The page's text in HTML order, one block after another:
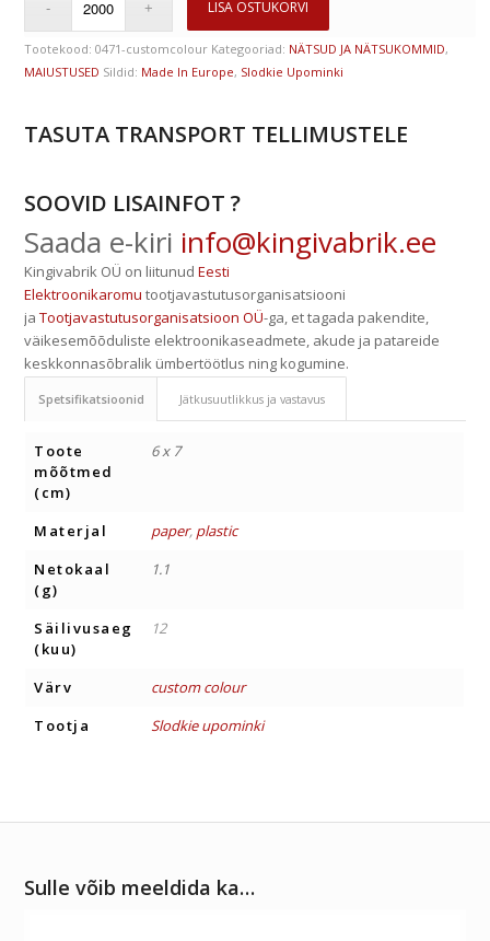
LISA OSTUKORVI
Tootekood:0471-customcolour Kategooriad: NÄTSUD JA NÄTSUKOMMID,
MAIUSTUSED Sildid: Made In Europe, Slodkie Upominki
TASUTA TRANSPORT TELLIMUSTELE
SOOVID LISAINFOT ?
Saada e-kiri info@kingivabrik.ee
Kingivabrik OÜ on liitunudEesti
Elektroonikaromu tootjavastutusorganisatsiooni
jaTootjavastutusorganisatsioon OÜ-ga, et tagada pakendite,
väikesemõõduliste elektroonikaseadmete, akude ja patareide
keskkonnasõbralik ümbertöötlus ning kogumine.
Spetsifikatsioonid Jätkusuutlikkus ja vastavus
Toote
mõõtmed
(cm)
6 x 7
Materjal paper, plastic
Netokaal
(g)
1.1
Säilivusaeg
(kuu)
12
Värv
custom colour
Tootja
Slodkie upominki
Sulle võib meeldida ka…